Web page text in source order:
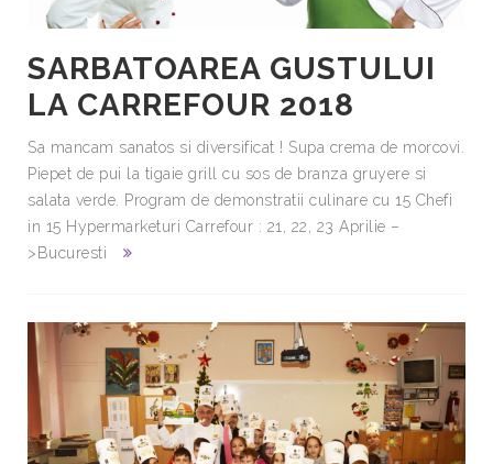
SARBATOAREA GUSTULUI
LA CARREFOUR 2018
Sa mancam sanatos si diversificat ! Supa crema de morcovi.
Piepet de pui la tigaie grill cu sos de branza gruyere si
salata verde. Program de demonstratii culinare cu 15 Chefi
in 15 Hypermarketuri Carrefour : 21, 22, 23 Aprilie –
>Bucuresti